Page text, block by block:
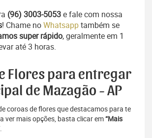
(96) 3003-5053e fale com nossa
! Chame noWhatsapptambém se
super rápido, geralmente em 1
até 3 horas.
Flores para entregar
de Mazagão - AP
coroas de flores que destacamos para te
ver mais opções, basta clicar em“Mais
.